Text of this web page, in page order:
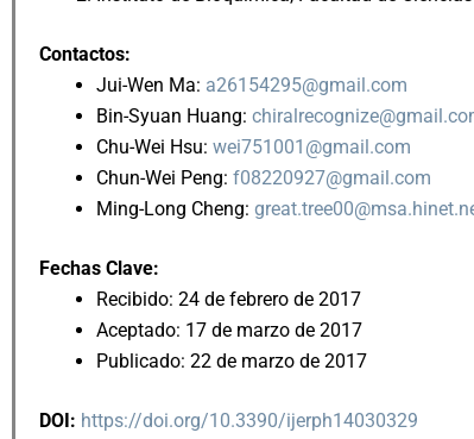
Contactos:
Jui-Wen Ma: a26154295@gmail.com
Bin-Syuan Huang:
Chu-Wei Hsu: wei751001@gmail.com
Chun-Wei Peng: f08220927@gmail.com
Ming-Long Cheng:
Fechas Clave:
Recibido: 24 de febrero de 2017
Aceptado: 17 de marzo de 2017
Publicado: 22 de marzo de 2017
DOI: https://doi.org/10.3390/ijerph14030329